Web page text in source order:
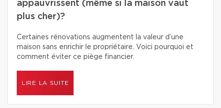
appauvrissent (même si la maison vaut
plus cher)?
Certaines rénovations augmentent la valeur d’une
maison sans enrichir le propriétaire. Voici pourquoi et
comment éviter ce piège financier.
LIRE LA SUITE